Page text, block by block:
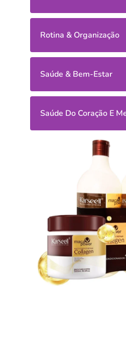
Rotina & Organização
Saúde & Bem-Estar
Saúde Do Coração E